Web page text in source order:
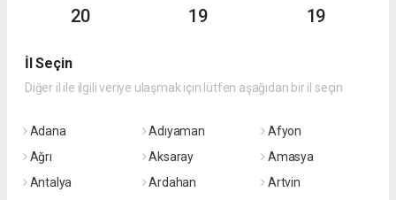
20
19
19
İl Seçin
Diğer il ile ilgili veriye ulaşmak için lütfen aşağıdan bir il seçin
Adana Adıyaman
Afyon
Ağrı
Aksaray
Amasya
Antalya
Ardahan
Artvin